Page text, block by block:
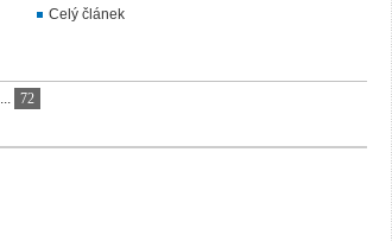
Celý článek
... 72